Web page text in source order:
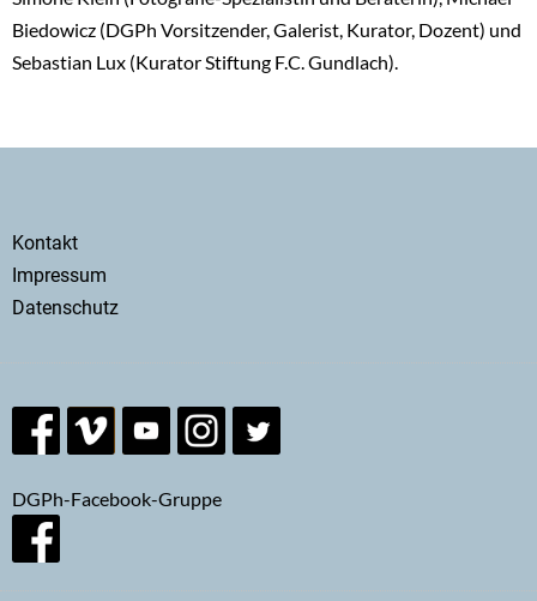
Biedowicz (DGPh Vorsitzender, Galerist, Kurator, Dozent) und
Sebastian Lux (Kurator Stiftung F.C. Gundlach).
Secondary
menu
Kontakt
Impressum
Datenschutz
DGPh-Facebook-Gruppe